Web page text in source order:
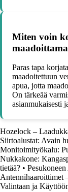
Miten voin
Paras tapa
maadoitettuun
apua, jotta
On tärkeää
asianmukaisesti
Hozelock –
Siirtoalustat: Avain
Monitoimityökalu:
Nukkakone:
tietää? •
Antennihaaroittimet
Valintaan ja